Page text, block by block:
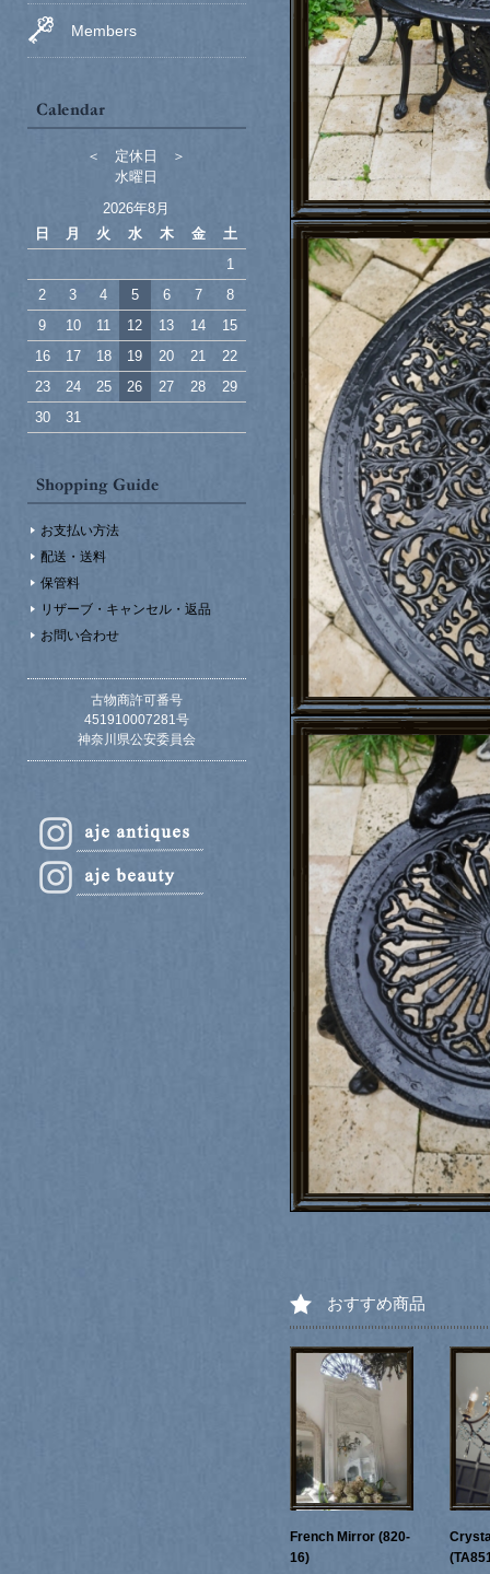
Members
＜ 定休日 ＞
水曜日
2026年8月
日
月 火 水 木 金
土
1
2
3 4 5 6 7
8
9
10 11 12 13 14
15
16
17 18 19 20 21
22
23
24 25 26 27 28
29
30
31
お支払い方法
配送・送料
保管料
リザーブ・キャンセル・返品
お問い合わせ
古物商許可番号
451910007281号
神奈川県公安委員会
おすすめ商品
French Mirror (820-
16)